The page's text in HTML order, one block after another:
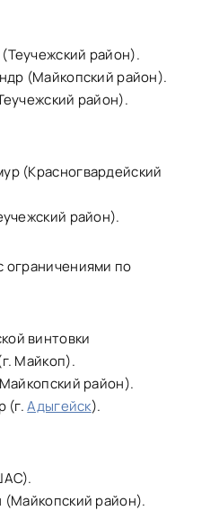
район).
(Майкопский район).
район).
(Красногвардейский
район).
ограничениями по
винтовки
Майкоп).
район).
(г.Адыгейск).
(Майкопский район).